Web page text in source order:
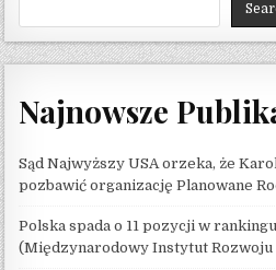
Najnowsze
Sąd Najwyższy USA orzeka, że
pozbawić organizację Planowane
Polska spada o 11 pozycji w
(Międzynarodowy Instytut Rozwoju